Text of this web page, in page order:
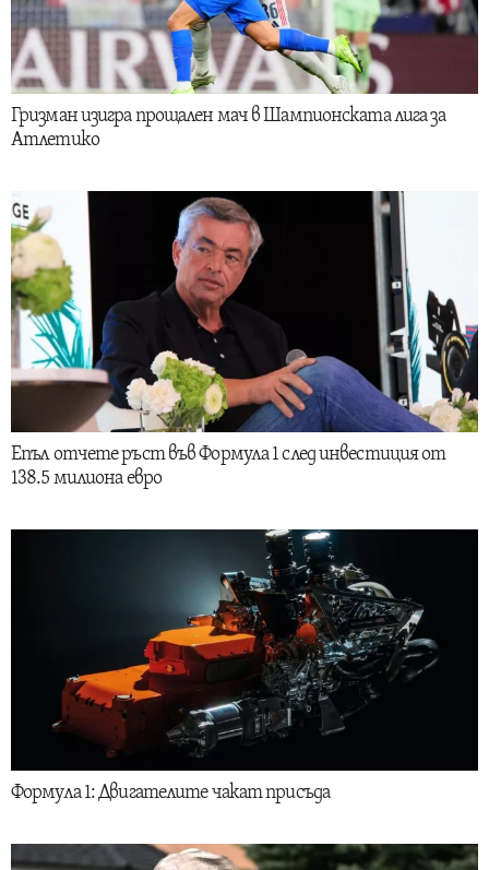
Гризман изигра прощален мач в Шампионската лига за
Атлетико
Епъл отчете ръст във Формула 1 след инвестиция от
138.5 милиона евро
Формула 1: Двигателите чакат присъда